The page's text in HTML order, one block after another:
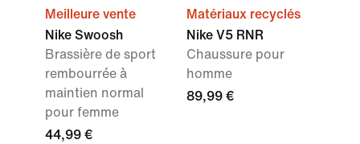
Meilleure vente
Nike Swoosh
Brassière de sport
rembourrée à
maintien normal
pour femme
44,99 €
Matériaux recyclés
Nike V5 RNR
Chaussure pour
homme
89,99 €